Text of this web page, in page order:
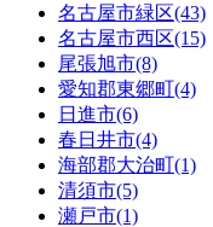
名古屋市緑区(43)
名古屋市西区(15)
尾張旭市(8)
愛知郡東郷町(4)
日進市(6)
春日井市(4)
海部郡大治町(1)
清須市(5)
瀬戸市(1)